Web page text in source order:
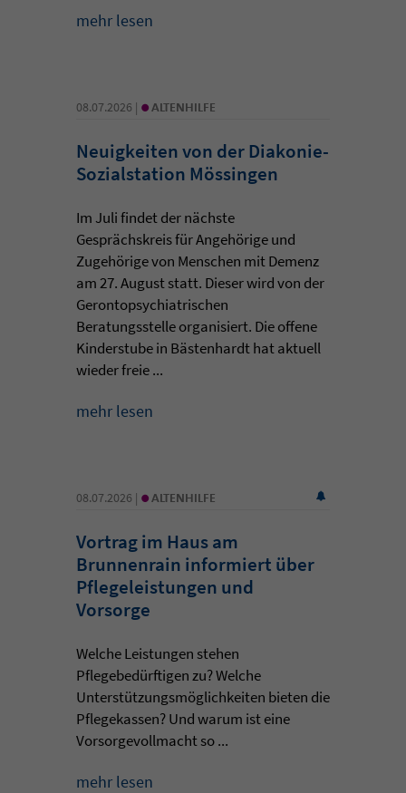
mehr lesen
08.07.2026 | • ALTENHILFE
Neuigkeiten von der Diakonie-
Sozialstation Mössingen
Im Juli findet der nächste
Gesprächskreis für Angehörige und
Zugehörige von Menschen mit Demenz
am 27. August statt. Dieser wird von der
Gerontopsychiatrischen
Beratungsstelle organisiert. Die offene
Kinderstube in Bästenhardt hat aktuell
wieder freie ...
mehr lesen
08.07.2026 | • ALTENHILFE
Vortrag im Haus am
Brunnenrain informiert über
Pflegeleistungen und
Vorsorge
Welche Leistungen stehen
Pflegebedürftigen zu? Welche
Unterstützungsmöglichkeiten bieten die
Pflegekassen? Und warum ist eine
Vorsorgevollmacht so ...
mehr lesen